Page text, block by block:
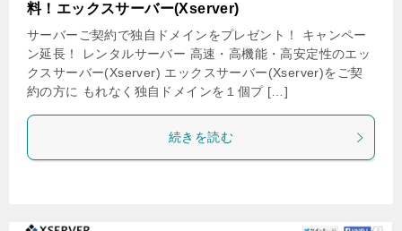
料！エックスサーバー(Xserver)
サーバーご契約で独自ドメインをプレゼント！ キャンペー
ン延長！ レンタルサーバー 高速・高機能・高安定性のエッ
クスサーバー(Xserver) エックスサーバー(Xserver)をご契
約の方に もれなく独自ドメインを１個プ […]
続きを読む